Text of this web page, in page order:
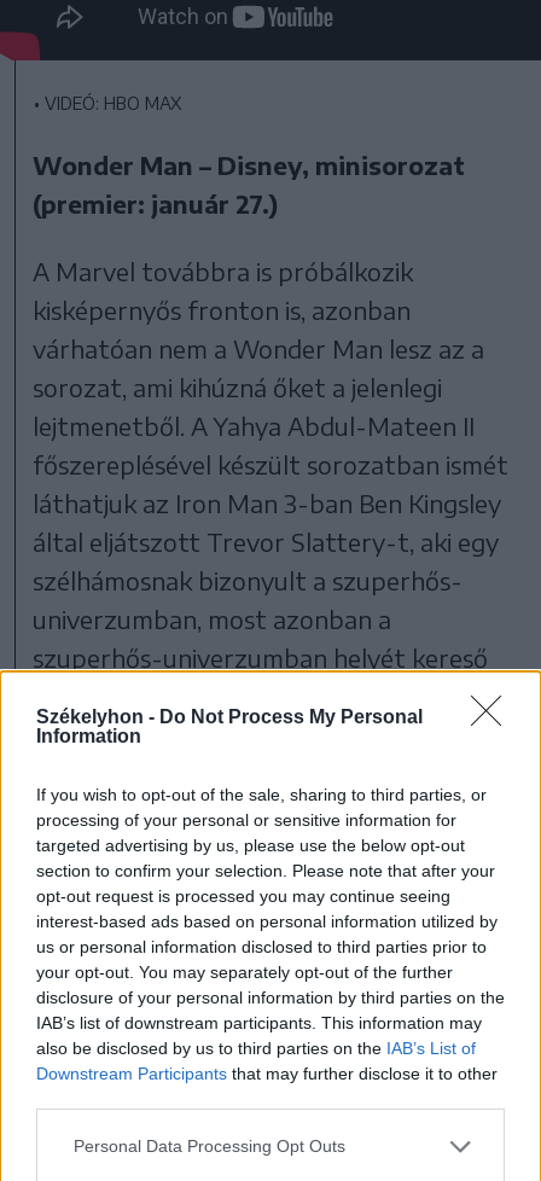
Székelyhon - Do Not Process My Personal
Information
If you wish to opt-out of the sale, sharing to third parties, or
processing of your personal or sensitive information for
targeted advertising by us, please use the below opt-out
section to confirm your selection. Please note that after your
opt-out request is processed you may continue seeing
interest-based ads based on personal information utilized by
us or personal information disclosed to third parties prior to
your opt-out. You may separately opt-out of the further
disclosure of your personal information by third parties on the
IAB’s list of downstream participants. This information may
also be disclosed by us to third parties on the IAB’s List of
Downstream Participants that may further disclose it to other
Personal Data Processing Opt Outs
• VIDEÓ: HBO MAX
Wonder Man – Disney, minisorozat
(premier: január 27.)
A Marvel továbbra is próbálkozik
kisképernyős fronton is, azonban
várhatóan nem a Wonder Man lesz az a
sorozat, ami kihúzná őket a jelenlegi
lejtmenetből. A Yahya Abdul-Mateen II
főszereplésével készült sorozatban ismét
láthatjuk az Iron Man 3-ban Ben Kingsley
által eljátszott Trevor Slattery-t, aki egy
szélhámosnak bizonyult a szuperhős-
univerzumban, most azonban a
szuperhős-univerzumban helyét kereső
Hogy ennek a történetnek mekkora
Univerzumra, január végén derül ki, amikor
a teljes, nyolcrészes produkció elérhetővé
válik.